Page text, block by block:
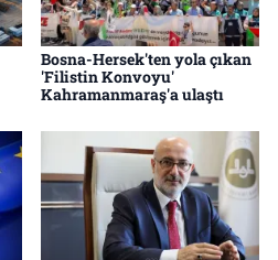
Bosna-Hersek'ten yola çıkan
'Filistin Konvoyu'
Kahramanmaraş'a ulaştı